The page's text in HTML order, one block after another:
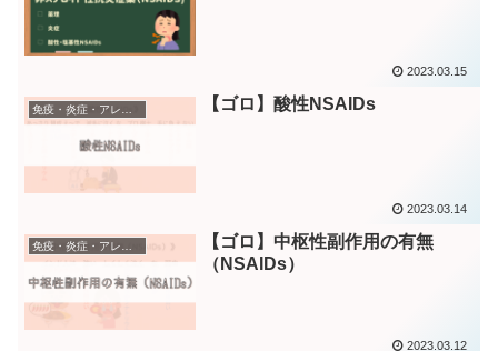
2023.03.15
【ゴロ】酸性NSAIDs
2023.03.14
免疫・炎症・アレルギー疾患に作用する薬
【ゴロ】中枢性副作用の有無
（NSAIDs）
2023.03.12